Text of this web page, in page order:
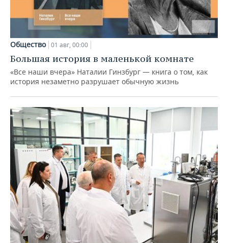
Общество 01 авг, 00:00
Большая история в маленькой комнате
«Все наши вчера» Наталии Гинзбург — книга о том, как
история незаметно разрушает обычную жизнь